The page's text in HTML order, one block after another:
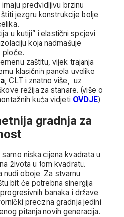
predvidljivu brzinu
jezgru konstrukcije bolje
u kutiji” i elastični spojevi
koja nadmašuje
ploče.
zaštitu, vijek trajanja
klasičnih panela uvelike
, CLT i znatno više, uz
režija za stanare. (više o
kuća vidjeti OVDJE)
gradnja za
niska cijena kvadrata u
života u tom kvadratu.
nudi oboje. Za stvarnu
bit će potrebna sinergija
banaka i države
precizna gradnja jedini
pitanja novih generacija.